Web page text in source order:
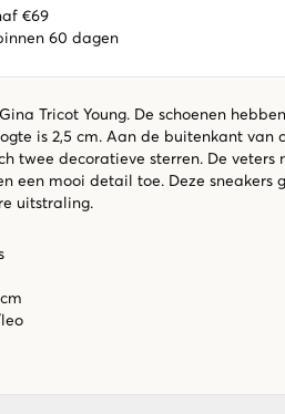
€69
60 dagen
Tricot Young. De schoenen
is 2,5 cm. Aan de buitenkant van
twee decoratieve sterren. De veters
een mooi detail toe. Deze sneakers
uitstraling.